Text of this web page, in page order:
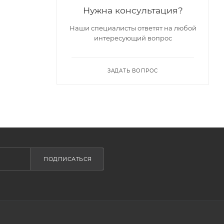
Нужна консультация?
Наши специалисты ответят на любой
интересующий вопрос
ЗАДАТЬ ВОПРОС
ПОДПИСАТЬСЯ